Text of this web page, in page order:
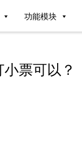
功能模块
票可以？